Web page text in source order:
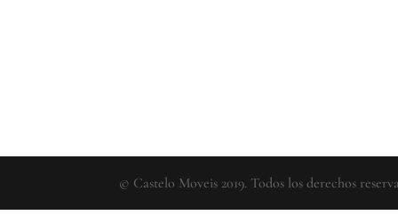
© Castelo Moveis 2019. Todos los derechos